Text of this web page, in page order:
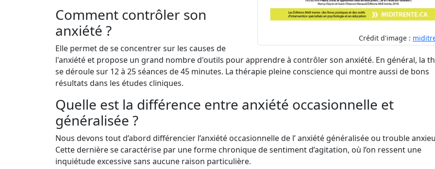
Crédit d'image :
Comment contrôler son
anxiété ?
Elle permet de se concentrer sur les causes de
l'anxiété et propose un grand nombre d'outils pour apprendre à contrôler son anxiété. En général, la
se déroule sur 12 à 25 séances de 45 minutes. La thérapie pleine conscience qui montre aussi de bons
résultats dans les études cliniques.
Quelle est la différence entre anxiété occasionnelle et
généralisée ?
Nous devons tout d’abord différencier l’anxiété occasionnelle de l’ anxiété généralisée ou trouble
Cette dernière se caractérise par une forme chronique de sentiment d’agitation, où l’on ressent une
inquiétude excessive sans aucune raison particulière.